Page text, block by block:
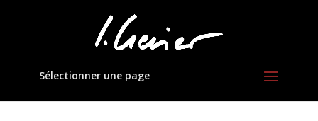
Sélectionner une page